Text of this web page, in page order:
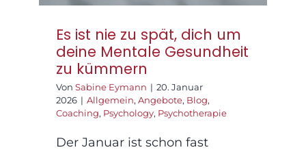
Es ist nie zu spät, dich um
deine Mentale Gesundheit
zu kümmern
Von Sabine Eymann | 20. Januar
2026 | Allgemein, Angebote, Blog,
Coaching, Psychology, Psychotherapie
Der Januar ist schon fast